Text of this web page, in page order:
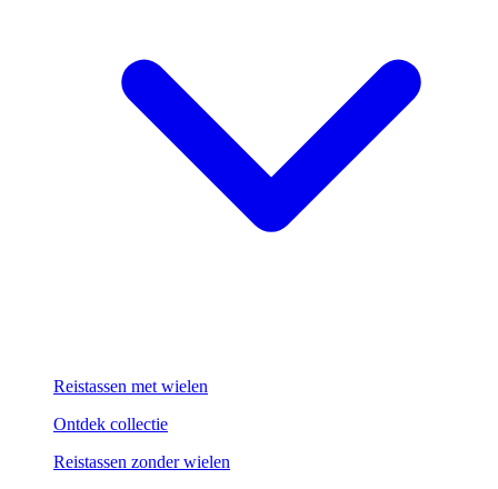
Reistassen met wielen
Ontdek collectie
Reistassen zonder wielen